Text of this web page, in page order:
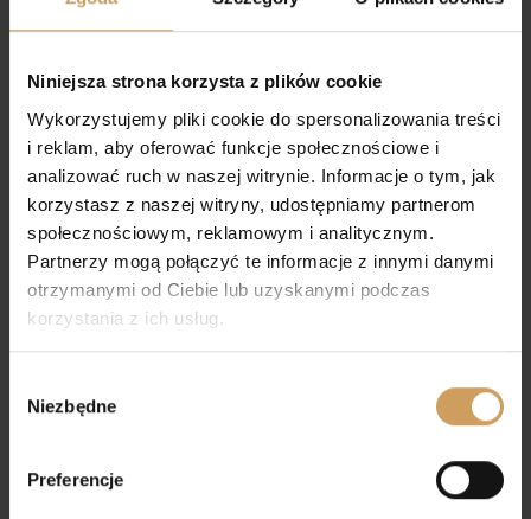
Niniejsza strona korzysta z plików cookie
Wykorzystujemy pliki cookie do spersonalizowania treści
i reklam, aby oferować funkcje społecznościowe i
analizować ruch w naszej witrynie. Informacje o tym, jak
korzystasz z naszej witryny, udostępniamy partnerom
społecznościowym, reklamowym i analitycznym.
Partnerzy mogą połączyć te informacje z innymi danymi
otrzymanymi od Ciebie lub uzyskanymi podczas
korzystania z ich usług.
zgody
Niezbędne
Preferencje
Opaska komunijna 420
45,00 zł
Opaska komunijna 75
45,00zł